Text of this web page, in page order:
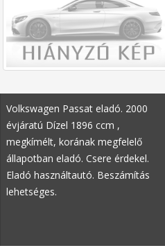
Volkswagen Passat eladó. 2000
évjáratú Dízel 1896 ccm ,
megkímélt, korának megfelelő
állapotban eladó. Csere érdekel.
Eladó használtautó. Beszámítás
lehetséges.